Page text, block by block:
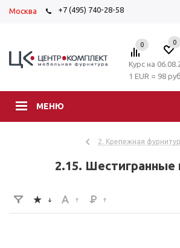
Москва +7 (495) 740-28-58
МЕНЮ
0 0
Курс на
1 EUR = 98
2. Крепежная
2.15. Шестигранные